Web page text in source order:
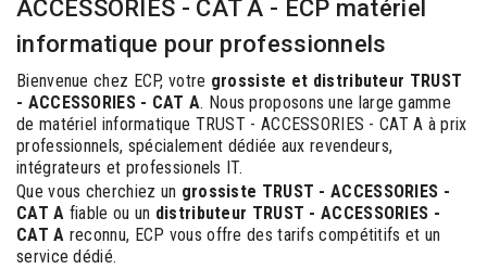
ACCESSORIES - CAT A - ECP matériel
informatique pour professionnels
Bienvenue chez ECP, votre grossiste et distributeur TRUST
- ACCESSORIES - CAT A. Nous proposons une large gamme
de matériel informatique TRUST - ACCESSORIES - CAT A à prix
professionnels, spécialement dédiée aux revendeurs,
intégrateurs et professionels IT.
Que vous cherchiez un grossiste TRUST - ACCESSORIES -
CAT A fiable ou un distributeur TRUST - ACCESSORIES -
CAT A reconnu, ECP vous offre des tarifs compétitifs et un
service dédié.